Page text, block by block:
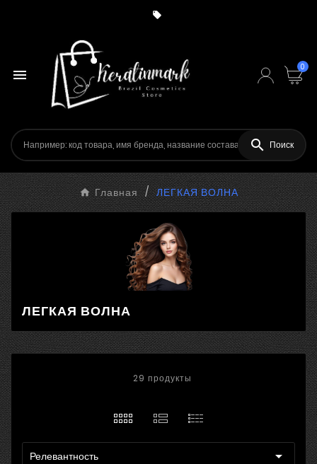

 0
 Поиск
Главная ЛЕГКАЯ ВОЛНА
ЛЕГКАЯ ВОЛНА
29 продукты
Релевантность 